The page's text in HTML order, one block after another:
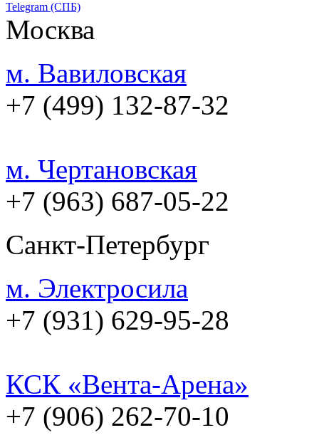
Telegram (СПБ)
Москва
м. Вавиловская
+7 (499) 132-87-32
м. Чертановская
+7 (963) 687-05-22
Санкт-Петербург
м. Электросила
+7 (931) 629-95-28
КСК «Вента-Арена»
+7 (906) 262-70-10